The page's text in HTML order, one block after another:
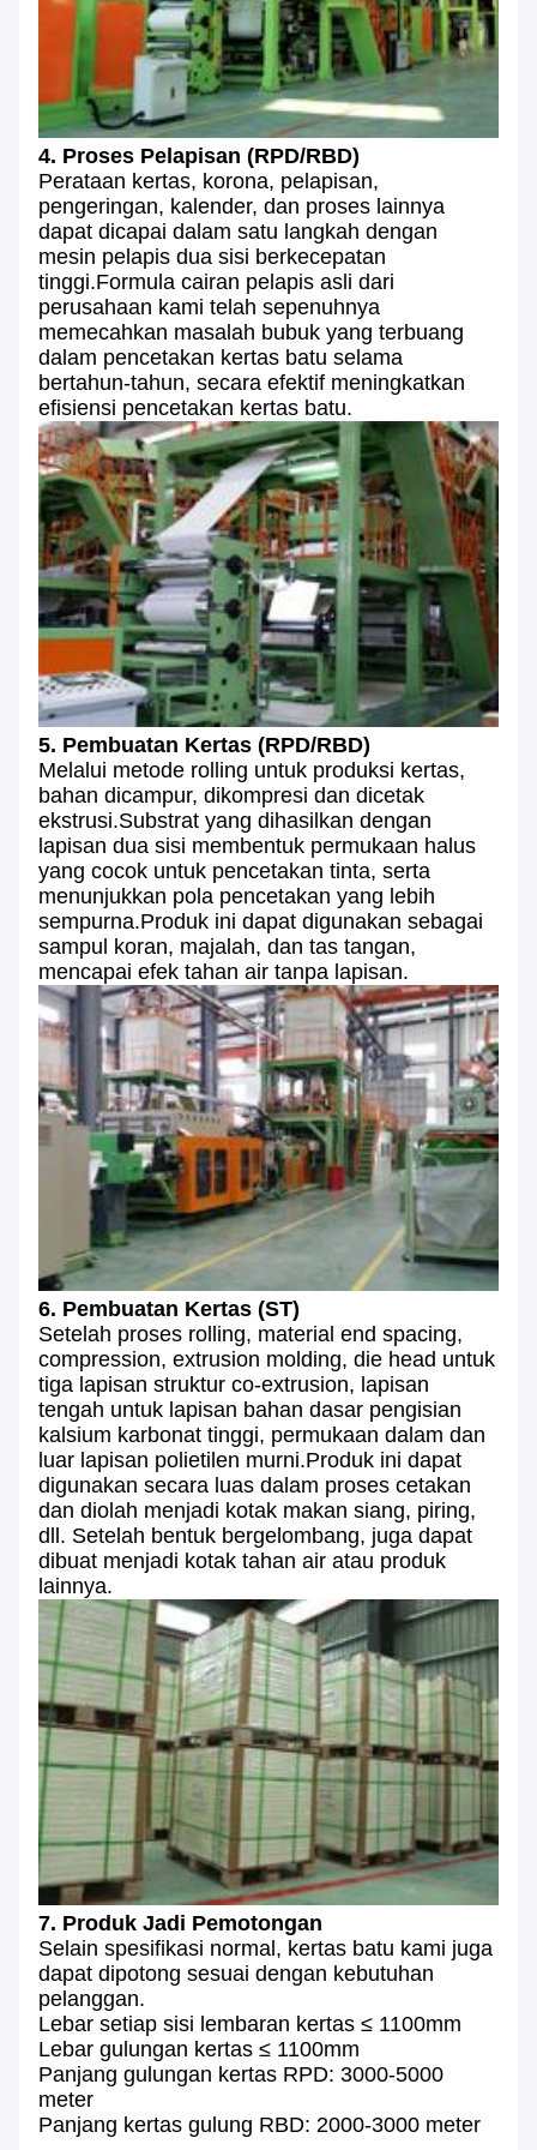
4. Proses Pelapisan (RPD/RBD)
Perataan kertas, korona, pelapisan,
pengeringan, kalender, dan proses lainnya
dapat dicapai dalam satu langkah dengan
mesin pelapis dua sisi berkecepatan
tinggi.Formula cairan pelapis asli dari
perusahaan kami telah sepenuhnya
memecahkan masalah bubuk yang terbuang
dalam pencetakan kertas batu selama
bertahun-tahun, secara efektif meningkatkan
efisiensi pencetakan kertas batu.
5. Pembuatan Kertas (RPD/RBD)
Melalui metode rolling untuk produksi kertas,
bahan dicampur, dikompresi dan dicetak
ekstrusi.Substrat yang dihasilkan dengan
lapisan dua sisi membentuk permukaan halus
yang cocok untuk pencetakan tinta, serta
menunjukkan pola pencetakan yang lebih
sempurna.Produk ini dapat digunakan sebagai
sampul koran, majalah, dan tas tangan,
mencapai efek tahan air tanpa lapisan.
6. Pembuatan Kertas (ST)
Setelah proses rolling, material end spacing,
compression, extrusion molding, die head untuk
tiga lapisan struktur co-extrusion, lapisan
tengah untuk lapisan bahan dasar pengisian
kalsium karbonat tinggi, permukaan dalam dan
luar lapisan polietilen murni.Produk ini dapat
digunakan secara luas dalam proses cetakan
dan diolah menjadi kotak makan siang, piring,
dll. Setelah bentuk bergelombang, juga dapat
dibuat menjadi kotak tahan air atau produk
lainnya.
7. Produk Jadi Pemotongan
Selain spesifikasi normal, kertas batu kami juga
dapat dipotong sesuai dengan kebutuhan
pelanggan.
Lebar setiap sisi lembaran kertas ≤ 1100mm
Lebar gulungan kertas ≤ 1100mm
Panjang gulungan kertas RPD: 3000-5000
meter
Panjang kertas gulung RBD: 2000-3000 meter